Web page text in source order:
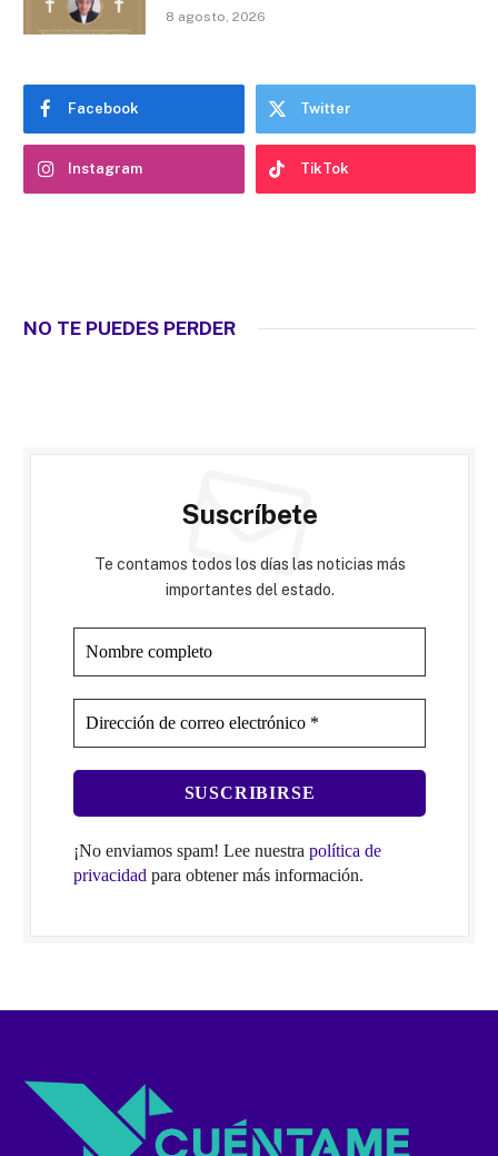
8 agosto, 2026
Facebook Twitter
Instagram TikTok
NO TE PUEDES PERDER
Suscríbete
Te contamos todos los días las noticias más
importantes del estado.
¡No enviamos spam! Lee nuestra política de
privacidad para obtener más información.